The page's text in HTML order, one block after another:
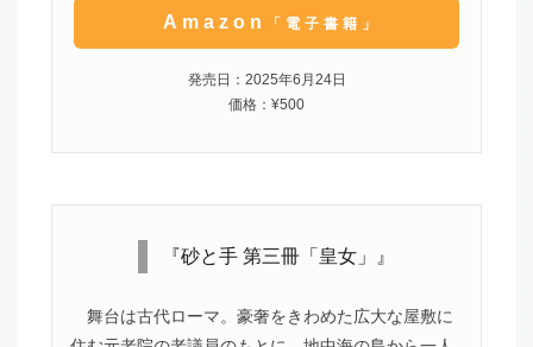
Amazon 「電子書籍」
発売日：2025年6月24日
価格：¥500
『砂と手 第三冊「皇女」』
舞台は古代ローマ。豪奢をきわめた広大な屋敷に